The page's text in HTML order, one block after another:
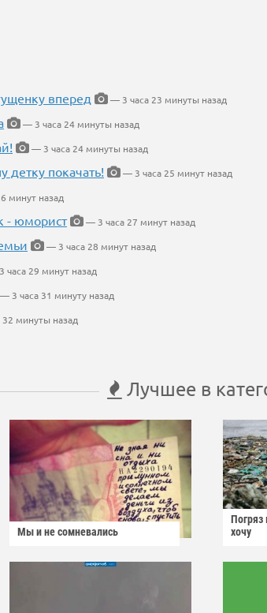
вперед
— 3 часа 23 минуты назад
— 3 часа 24 минуты назад
— 3 часа 24 минуты назад
детку покачать!
— 3 часа 25 минут назад
минут назад
- юморист
— 3 часа 27 минут назад
— 3 часа 28 минут назад
часа 29 минут назад
— 3 часа 31 минуту назад
минуты назад
Лучшее в
Мы и не сомневались
Погряз
хочу